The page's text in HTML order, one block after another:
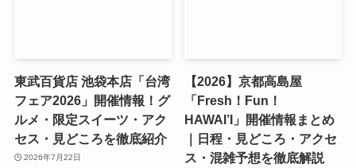
東武百貨店 池袋本店「台湾
フェア2026」開催情報！グ
ルメ・限定スイーツ・アク
セス・見どころを徹底紹介
2026年7月22日
【2026】京都高島屋
「Fresh！Fun！
HAWAI’I」開催情報まとめ
｜日程・見どころ・アクセ
ス・混雑予想を徹底解説